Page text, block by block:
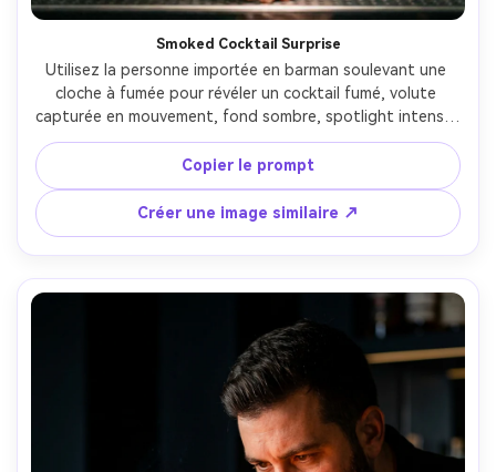
Smoked Cocktail Surprise
Utilisez la personne importée en barman soulevant une
cloche à fumée pour révéler un cocktail fumé, volute
capturée en mouvement, fond sombre, spotlight intense,
chemise noire élégante et tablier, regard concentré, Sony
A7IV 50mm f/1.4, bords de la fumée nets, texture ciné
photoréaliste --ar 4:5
Copier le prompt
Créer une image similaire ↗
Créez des images IA
à l’infini. 100 %
gratuit!
Créer Gratuitement →